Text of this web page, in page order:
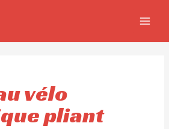
vélo
pliant